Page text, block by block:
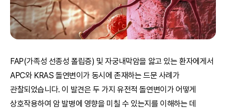
FAP(가족성 선종성 폴립증) 및 자궁내막암을 앓고 있는 환자에게서
APC와 KRAS 돌연변이가 동시에 존재하는 드문 사례가
관찰되었습니다. 이 발견은 두 가지 유전적 돌연변이가 어떻게
상호작용하여 암 발병에 영향을 미칠 수 있는지를 이해하는 데